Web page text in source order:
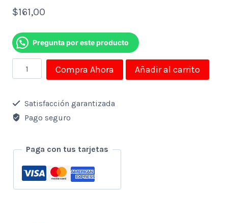
$161,00
Pregunta por este producto
Camara
Smart
Wifi
Nexxt
Exterior
Con
Compra Ahora Añadir al carrito
Satisfacción garantizada
Pago seguro
Paga con tus tarjetas